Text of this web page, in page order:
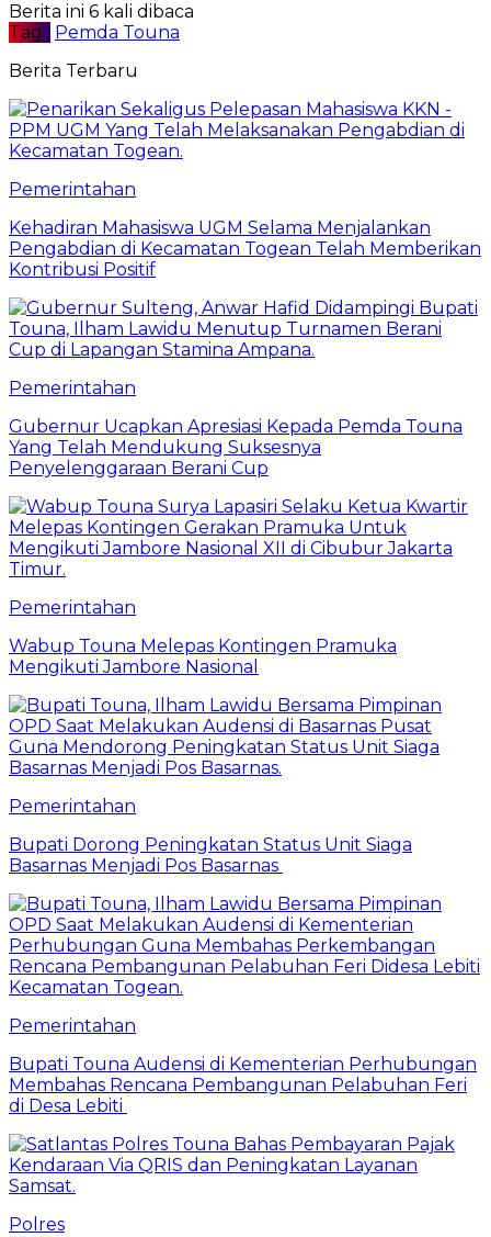
Berita ini 6 kali dibaca
Tag : Pemda Touna
Berita Terbaru
Pemerintahan
Kehadiran Mahasiswa UGM Selama Menjalankan
Pengabdian di Kecamatan Togean Telah Memberikan
Kontribusi Positif
Pemerintahan
Gubernur Ucapkan Apresiasi Kepada Pemda Touna
Yang Telah Mendukung Suksesnya
Penyelenggaraan Berani Cup
Pemerintahan
Wabup Touna Melepas Kontingen Pramuka
Mengikuti Jambore Nasional
Pemerintahan
Bupati Dorong Peningkatan Status Unit Siaga
Basarnas Menjadi Pos Basarnas
Pemerintahan
Bupati Touna Audensi di Kementerian Perhubungan
Membahas Rencana Pembangunan Pelabuhan Feri
di Desa Lebiti
Polres